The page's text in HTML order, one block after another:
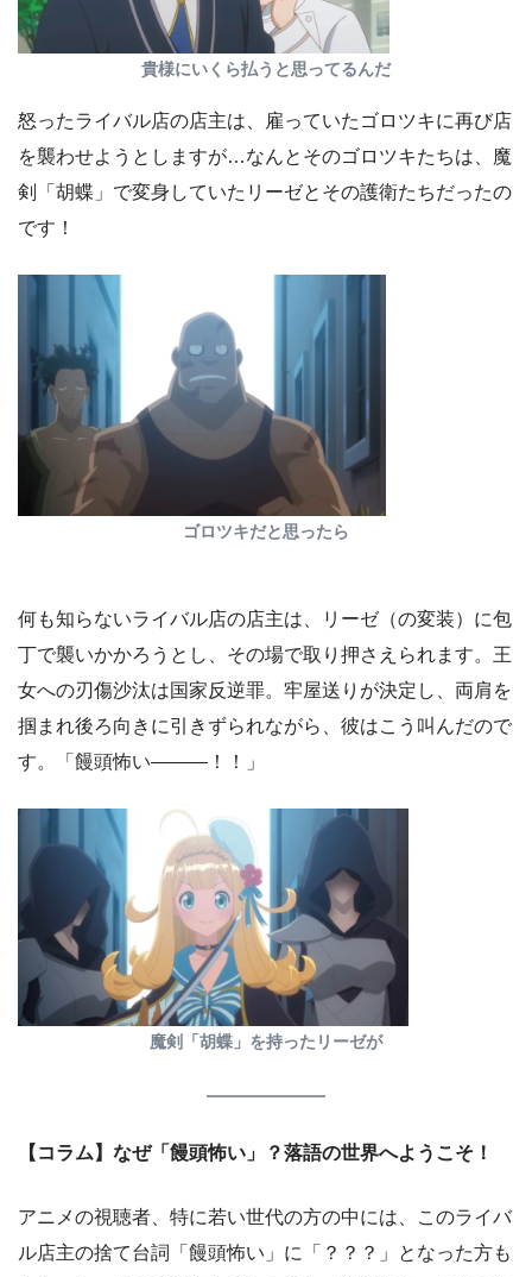
貴様にいくら払うと思ってるんだ
怒ったライバル店の店主は、雇っていたゴロツキに再び店
を襲わせようとしますが…なんとそのゴロツキたちは、魔
剣「胡蝶」で変身していたリーゼとその護衛たちだったの
です！
ゴロツキだと思ったら
何も知らないライバル店の店主は、リーゼ（の変装）に包
丁で襲いかかろうとし、その場で取り押さえられます。王
女への刃傷沙汰は国家反逆罪。牢屋送りが決定し、両肩を
掴まれ後ろ向きに引きずられながら、彼はこう叫んだので
す。「饅頭怖い―――！！」
魔剣「胡蝶」を持ったリーゼが
【コラム】なぜ「饅頭怖い」？落語の世界へようこそ！
アニメの視聴者、特に若い世代の方の中には、このライバ
ル店主の捨て台詞「饅頭怖い」に「？？？」となった方も